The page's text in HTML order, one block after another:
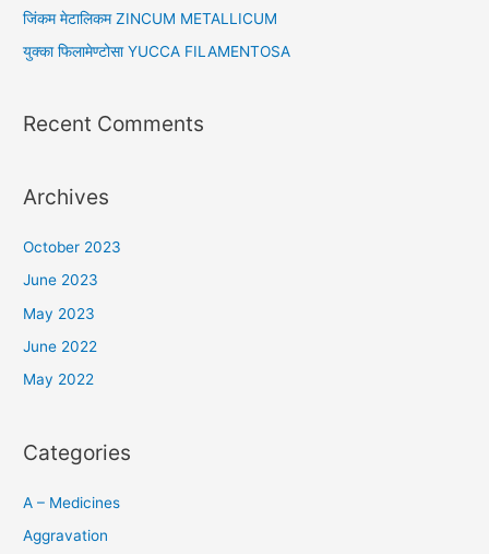
जिंकम मेटालिकम ZINCUM METALLICUM
युक्का फिलामेण्टोसा YUCCA FILAMENTOSA
Recent Comments
Archives
October 2023
June 2023
May 2023
June 2022
May 2022
Categories
A – Medicines
Aggravation